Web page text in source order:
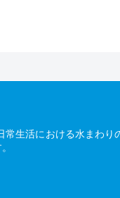
生活における水まわ